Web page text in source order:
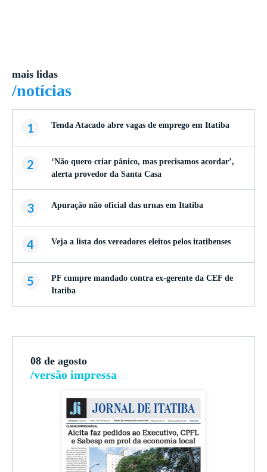
mais lidas
/notícias
1 Tenda Atacado abre vagas de emprego em Itatiba
2
‘Não quero criar pânico, mas precisamos acordar’,
alerta provedor da Santa Casa
3 Apuração não oficial das urnas em Itatiba
4 Veja a lista dos vereadores eleitos pelos itatibenses
5
PF cumpre mandado contra ex-gerente da CEF de
Itatiba
08 de agosto
/versão impressa